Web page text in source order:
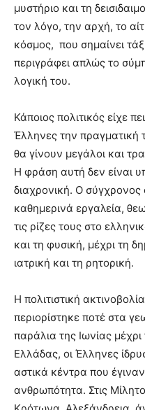
μυστήριο και τη
τον λόγο, την αρχή, το
κόσμος, που σημαίνει
περιγράφει απλώς το
λογική του.
Κάποιος πολιτικός είχε
Έλληνες την πραγματική
θα γίνουν μεγάλοι και
Η φράση αυτή δεν είναι
διαχρονική. Ο σύγχρονος
καθημερινά εργαλεία,
τις ρίζες τους στο
και τη φυσική, μέχρι τη
ιατρική και τη ρητορική.
Η πολιτιστική
περιορίστηκε ποτέ στα
παράλια της Ιωνίας
Ελλάδας, οι Έλληνες
αστικά κέντρα που
ανθρωπότητα. Στις